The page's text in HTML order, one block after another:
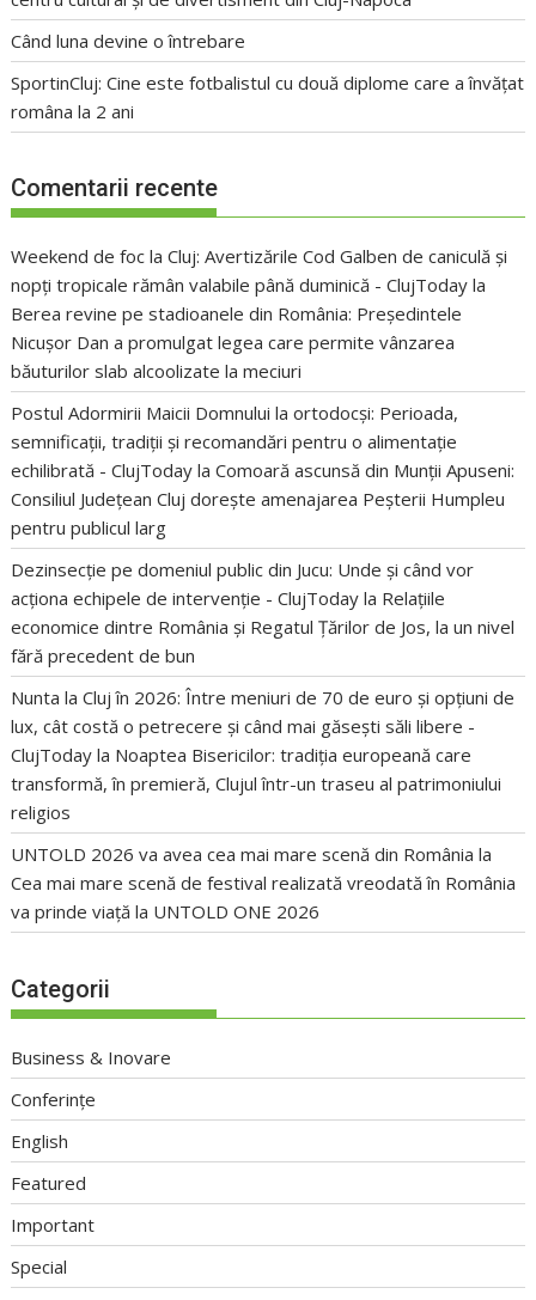
Când luna devine o întrebare
SportinCluj: Cine este fotbalistul cu două diplome care a învățat
româna la 2 ani
Comentarii recente
Weekend de foc la Cluj: Avertizările Cod Galben de caniculă și
nopți tropicale rămân valabile până duminică - ClujToday la
Berea revine pe stadioanele din România: Președintele
Nicușor Dan a promulgat legea care permite vânzarea
băuturilor slab alcoolizate la meciuri
Postul Adormirii Maicii Domnului la ortodocși: Perioada,
semnificații, tradiții și recomandări pentru o alimentație
echilibrată - ClujToday laComoară ascunsă din Munții Apuseni:
Consiliul Județean Cluj dorește amenajarea Peșterii Humpleu
pentru publicul larg
Dezinsecție pe domeniul public din Jucu: Unde și când vor
acționa echipele de intervenție - ClujToday la Relațiile
economice dintre România și Regatul Țărilor de Jos, la un nivel
fără precedent de bun
Nunta la Cluj în 2026: Între meniuri de 70 de euro și opțiuni de
lux, cât costă o petrecere și când mai găsești săli libere -
ClujToday la Noaptea Bisericilor: tradiția europeană care
transformă, în premieră, Clujul într-un traseu al patrimoniului
religios
UNTOLD 2026 va avea cea mai mare scenă din România la
Cea mai mare scenă de festival realizată vreodată în România
va prinde viață la UNTOLD ONE 2026
Categorii
Business & Inovare
Conferințe
English
Featured
Important
Special